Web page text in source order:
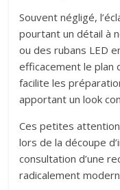
Souvent négligé,
pourtant un détail à
ou des rubans LED
efficacement le plan
facilite les
apportant un look
Ces petites
lors de la découpe
consultation d’une
radicalement